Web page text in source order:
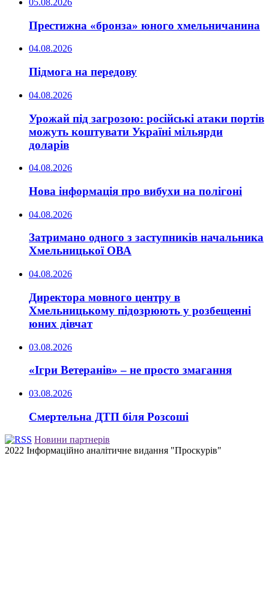
05.08.2026
Престижна «бронза» юного хмельничанина
04.08.2026
Підмога на передову
04.08.2026
Урожай під загрозою: російські атаки портів
можуть коштувати Україні мільярди
доларів
04.08.2026
Нова інформація про вибухи на полігоні
04.08.2026
Затримано одного з заступників начальника
Хмельницької ОВА
04.08.2026
Директора мовного центру в
Хмельницькому підозрюють у розбещенні
юних дівчат
03.08.2026
«Ігри Ветеранів» – не просто змагання
03.08.2026
Смертельна ДТП біля Розсоші
Новини партнерів
2022 Інформаційно аналітичне видання "Проскурів"